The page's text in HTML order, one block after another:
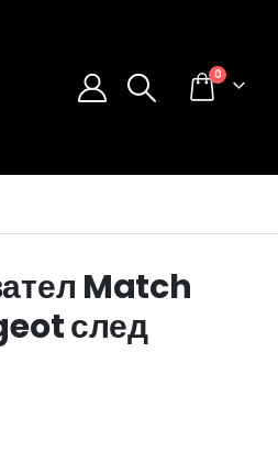
0
Match
след